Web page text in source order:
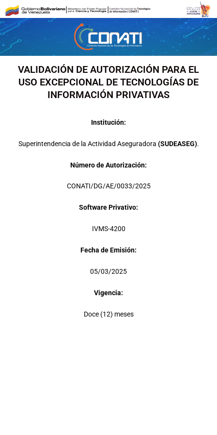
contenido
VALIDACIÓN DE AUTORIZACIÓN PARA EL
USO EXCEPCIONAL DE TECNOLOGÍAS DE
INFORMACIÓN PRIVATIVAS
Institución:
Superintendencia de la Actividad Aseguradora (SUDEASEG).
Número de Autorización:
CONATI/DG/AE/0033/2025
Software Privativo:
IVMS-4200
Fecha de Emisión:
05/03/2025
Vigencia:
Doce (12) meses